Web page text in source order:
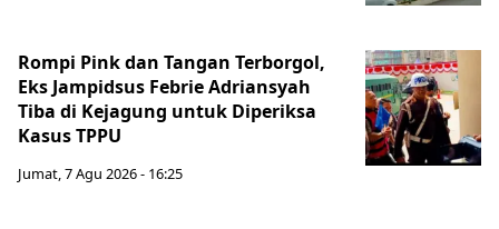
Rompi Pink dan Tangan Terborgol,
Eks Jampidsus Febrie Adriansyah
Tiba di Kejagung untuk Diperiksa
Kasus TPPU
Jumat, 7 Agu 2026 - 16:25